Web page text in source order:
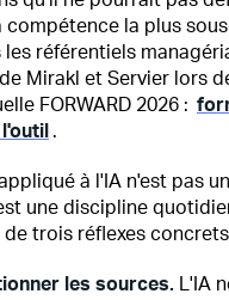
compétence la plus
référentiels
Mirakl et Servier lors
FORWARD 2026 :
.
à l'IA n'est pas
une discipline
trois réflexes
les sources. L'IA